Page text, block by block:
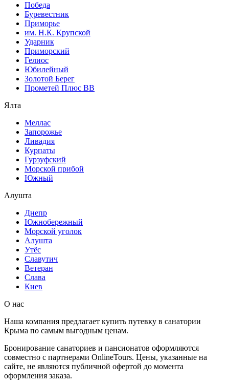
Победа
Буревестник
Приморье
им. Н.К. Крупской
Ударник
Приморский
Гелиос
Юбилейный
Золотой Берег
Прометей Плюс ВВ
Ялта
Меллас
Запорожье
Ливадия
Курпаты
Гурзуфский
Морской прибой
Южный
Алушта
Днепр
Южнобережный
Морской уголок
Алушта
Утёс
Славутич
Ветеран
Слава
Киев
О нас
Наша компания предлагает купить путевку в санатории
Крыма по самым выгодным ценам.
Бронирование санаториев и пансионатов оформляются
совместно с партнерами OnlineTours. Цены, указанные на
сайте, не являются публичной офертой до момента
оформления заказа.